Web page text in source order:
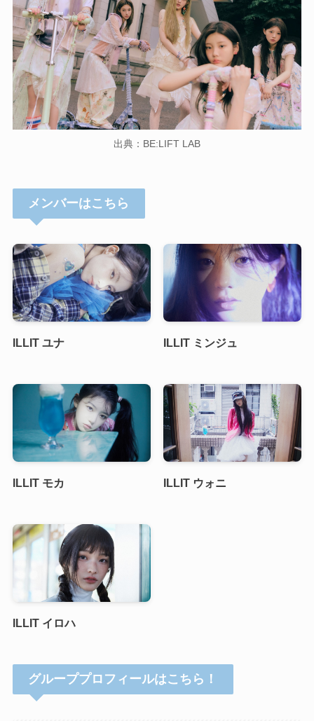
出典：BE:LIFT LAB
メンバーはこちら
ILLIT ユナ ILLIT ミンジュ
ILLIT モカ ILLIT ウォニ
ILLIT イロハ
グループプロフィールはこちら！